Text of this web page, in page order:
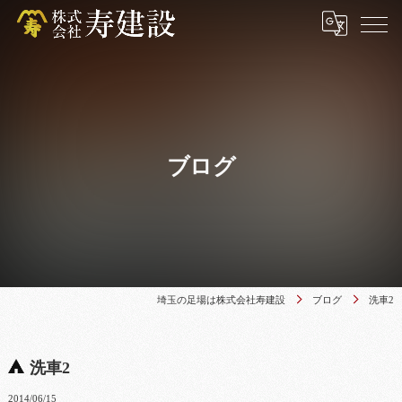
ブログ
埼玉の足場は株式会社寿建設 ブログ 洗車2
洗車2
2014/06/15